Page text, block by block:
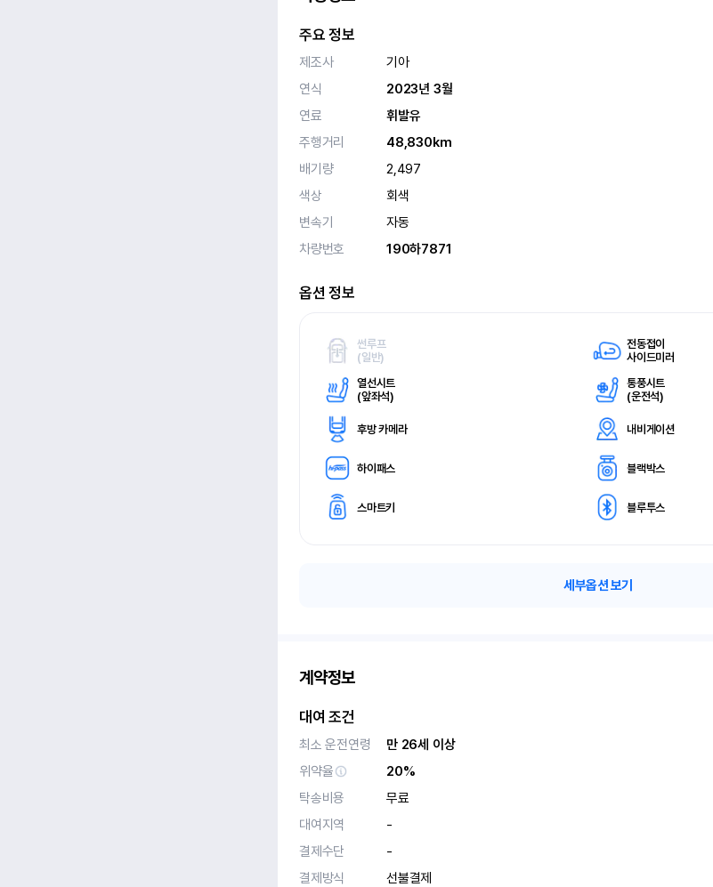
주요 정보
제조사
기아
연식
2023년 3월
연료
휘발유
주행거리
48,830km
배기량
2,497
색상
회색
변속기
자동
차량번호
190하7871
옵션 정보
썬루프
(일반)
전동접이
사이드미러
열선시트
(앞좌석)
통풍시트
(운전석)
후방 카메라 내비게이션
하이패스 블랙박스
스마트키 블루투스
세부옵션 보기
계약정보
대여 조건
최소 운전연령
만 26세 이상
위약율
20%
탁송비용
무료
대여지역
-
결제수단
-
결제방식
선불결제